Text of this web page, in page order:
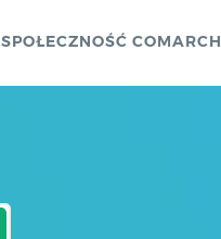
SPOŁECZNOŚĆ COMARCH